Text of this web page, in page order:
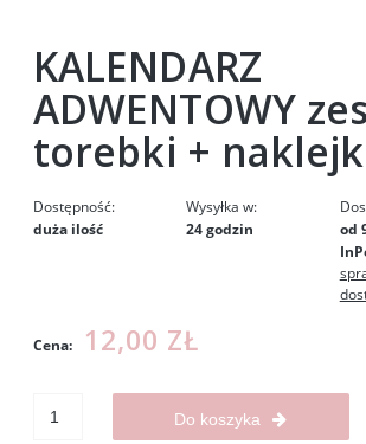
KALENDARZ
ADWENTOWY
torebki +
Dostępność:
duża ilość
Wysyłka w:
24 godzin
od
Cena nie zawiera ewentualnych
Cena: 12,00 ZŁ
Do koszyka